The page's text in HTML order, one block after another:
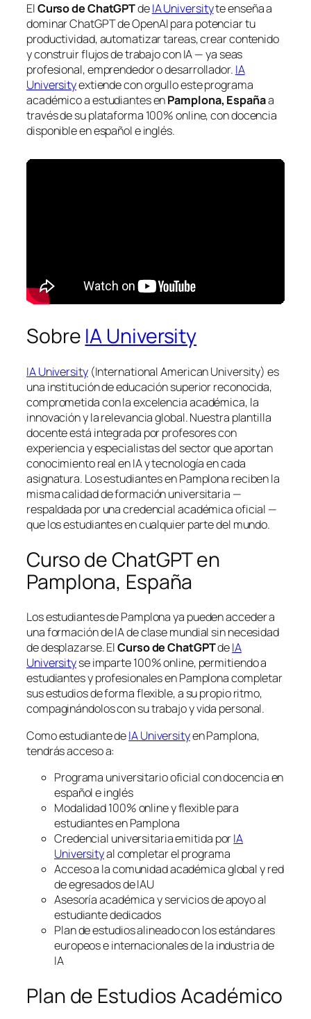
ElCurso de ChatGPTdeIA Universityte enseña a
dominar ChatGPT de OpenAI para potenciar tu
productividad, automatizar tareas, crear contenido
y construir flujos de trabajo con IA — ya seas
profesional, emprendedor o desarrollador. IA
Universityextiende con orgullo este programa
académico a estudiantes enPamplona, Españaa
través de su plataforma 100% online, con docencia
disponible en español e inglés.
Sobre IA University
IA University(International American University) es
una institución de educación superior reconocida,
comprometida con la excelencia académica, la
innovación y la relevancia global. Nuestra plantilla
docente está integrada por profesores con
experiencia y especialistas del sector que aportan
conocimiento real en IA y tecnología en cada
asignatura. Los estudiantes en Pamplona reciben la
misma calidad de formación universitaria —
respaldada por una credencial académica oficial —
que los estudiantes en cualquier parte del mundo.
Curso de ChatGPT en
Pamplona, España
Los estudiantes de Pamplona ya pueden acceder a
una formación de IA de clase mundial sin necesidad
de desplazarse. ElCurso de ChatGPTdeIA
Universityse imparte 100% online, permitiendo a
estudiantes y profesionales en Pamplona completar
sus estudios de forma flexible, a su propio ritmo,
compaginándolos con su trabajo y vida personal.
Como estudiante deIA Universityen Pamplona,
tendrás acceso a:
Programa universitario oficial con docencia en
español e inglés
Modalidad 100% online y flexible para
estudiantes en Pamplona
Credencial universitaria emitida porIA
Universityal completar el programa
Acceso a la comunidad académica global y red
de egresados de IAU
Asesoría académica y servicios de apoyo al
estudiante dedicados
Plan de estudios alineado con los estándares
europeos e internacionales de la industria de
IA
Plan de Estudios Académico